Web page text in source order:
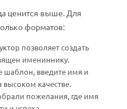
ценится выше. Для
форматов:
позволяет создать
имениннику.
шаблон, введите имя и
высоком качестве.
пожелания, где имя